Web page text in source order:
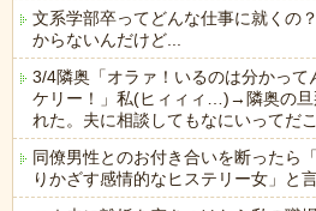
文系学部卒ってどんな仕事に就くの
からないんだけど...
3/4隣奥「オラァ！いるのは分かって
ケリー！」私(ヒィィィ…)→隣奥の旦
れた。夫に相談してもなにいってだ
同僚男性とのお付き合いを断ったら
りかざす感情的なヒステリー女」と